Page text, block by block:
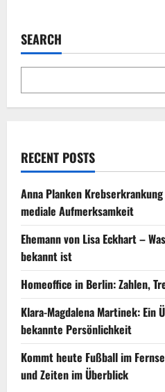
wenn
einen
mit
kaufe?
SEARCH
RECENT POSTS
Anna Planken
mediale Aufmerksamkeit
Ehemann von Lisa Eckhart –
bekannt ist
Homeoffice in Berlin: Zahlen,
Klara-Magdalena Martinek: Ein
bekannte Persönlichkeit
Kommt heute Fußball im
und Zeiten im Überblick